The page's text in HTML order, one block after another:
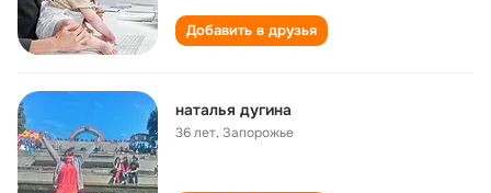
Добавить в друзья
наталья дугина
36 лет,Запорожье